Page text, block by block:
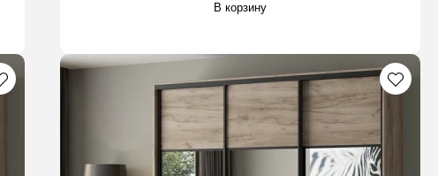
В корзину